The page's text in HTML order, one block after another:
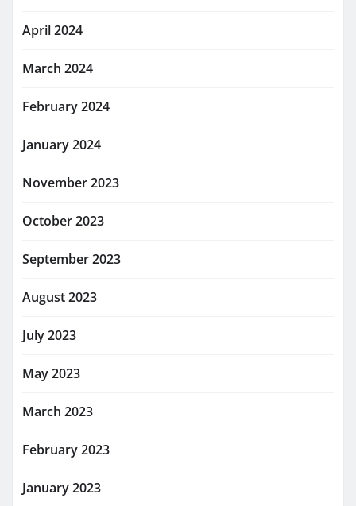
April 2024
March 2024
February 2024
January 2024
November 2023
October 2023
September 2023
August 2023
July 2023
May 2023
March 2023
February 2023
January 2023